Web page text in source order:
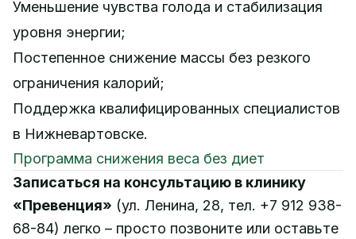
Уменьшение чувства голода и стабилизация
уровня энергии;
Постепенное снижение массы без резкого
ограничения калорий;
Поддержка квалифицированных специалистов
в Нижневартовске.
Программа снижения веса без диет
Записаться на консультацию в клинику
«Превенция» (ул. Ленина, 28, тел. +7 912 938-
68-84) легко – просто позвоните или оставьте